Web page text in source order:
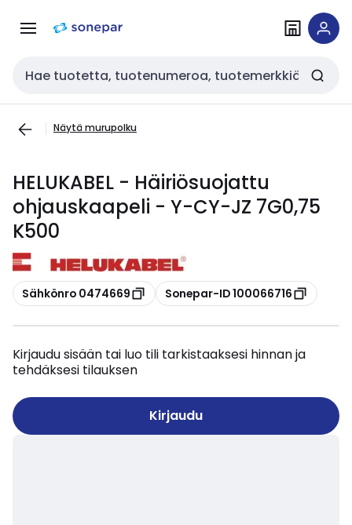
navigointiinsisältöön
Haku
Näytä murupolku
HELUKABEL - Häiriösuojattu
ohjauskaapeli - Y-CY-JZ 7G0,75
K500
Kopioi
Sähkönro 0474669 Kopioi
Sonepar-ID 100066716
Kirjaudu sisään tai luo tili tarkistaaksesi hinnan ja
tehdäksesi tilauksen
Kirjaudu